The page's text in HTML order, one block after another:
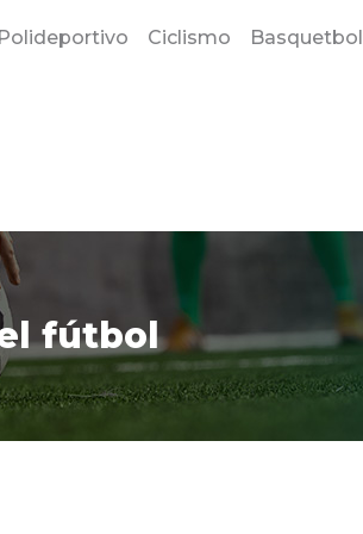
Polideportivo Ciclismo Basquetbol
fútbol